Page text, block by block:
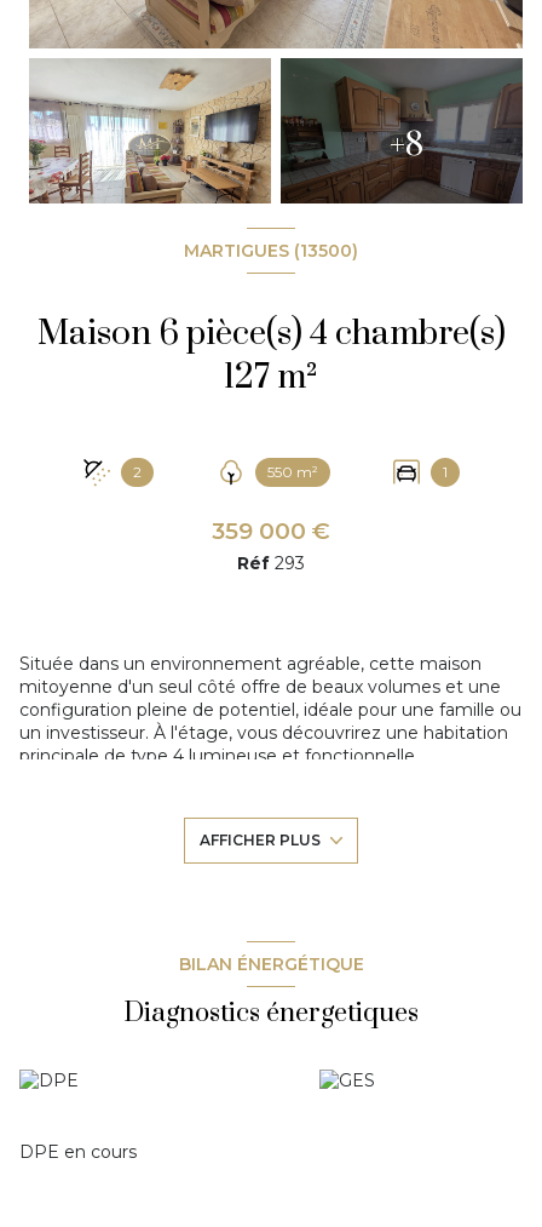
+8
MARTIGUES (13500)
Maison 6 pièce(s) 4 chambre(s)
127 m²
2 550 m² 1
359 000 €
Réf 293
Située dans un environnement agréable, cette maison
mitoyenne d'un seul côté offre de beaux volumes et une
configuration pleine de potentiel, idéale pour une famille ou
un investisseur. À l'étage, vous découvrirez une habitation
principale de type 4 lumineuse et fonctionnelle,
toute la famille. Au rez-de-chaussée, un espace de type T2
offre une belle opportunité d'aménagement. il peut
héberger un proche, accueillir des invités, ou générer un
plein sud, offrant un ensoleillement optimal tout au long de
la journée — parfait pour profiter de l'extérieur, aménager
une terrasse ou créer un jardin à votre image. Un bien rare
alliant espace, polyvalence et beau potentiel d'évolution. À
découvrir sans tarder ! **Martigues Immobilier** –
AFFICHER PLUS
BILAN ÉNERGÉTIQUE
Diagnostics énergetiques
DPE en cours